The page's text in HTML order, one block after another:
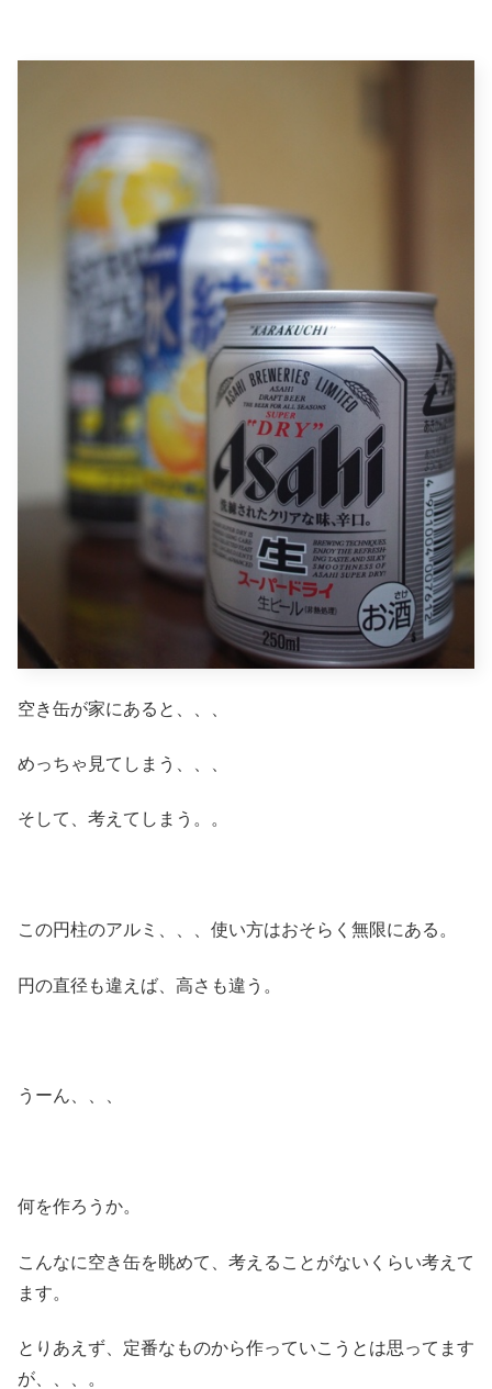
空き缶が家にあると、、、
めっちゃ見てしまう、、、
そして、考えてしまう。。
この円柱のアルミ、、、使い方はおそらく無限にある。
円の直径も違えば、高さも違う。
うーん、、、
何を作ろうか。
こんなに空き缶を眺めて、考えることがないくらい考えて
ます。
とりあえず、定番なものから作っていこうとは思ってます
が、、、。